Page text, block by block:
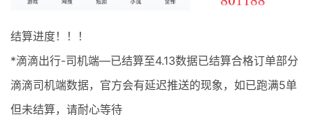
结算进度！！！
*滴滴出行-司机端—已结算至4.13数据已结算合格订单部分
滴滴司机端数据，官方会有延迟推送的现象，如已跑满5单
但未结算，请耐心等待